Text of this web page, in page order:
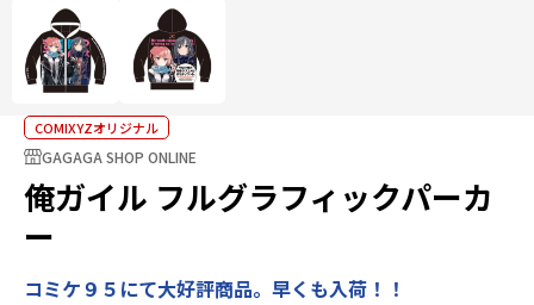
COMIXYZオリジナル
GAGAGA SHOP ONLINE
俺ガイル フルグラフィックパーカ
ー
コミケ９５にて大好評商品。早くも入荷！！